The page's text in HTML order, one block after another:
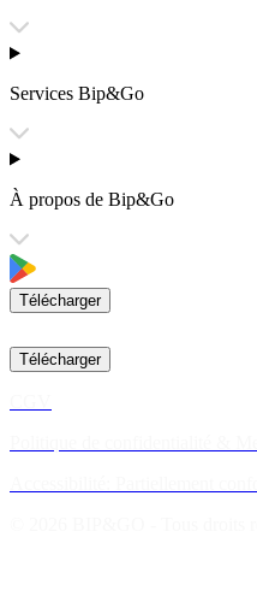
Services Bip&Go
À propos de Bip&Go
Télécharger
Télécharger